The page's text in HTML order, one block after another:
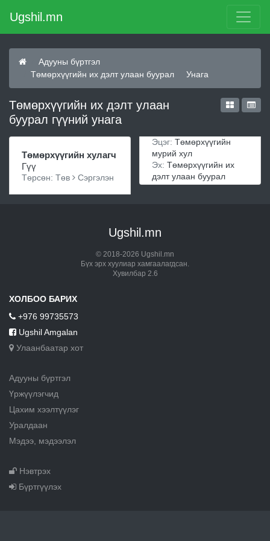
Ugshil.mn
Адууны бүртгэл
Төмөрхүүгийн их дэлт улаан буурал
Унага
Төмөрхүүгийн их дэлт улаан
буурал гүүний унага
Төмөрхүүгийн хулагч
Гүү
Төрсөн: Төв Сэргэлэн
Эцэг: Төмөрхүүгийн
мурий хул
Эх: Төмөрхүүгийн их
дэлт улаан буурал
Ugshil.mn
© 2018-2026 Ugshil.mn
Бүх эрх хуулиар хамгаалагдсан.
Хувилбар 2.6
ХОЛБОО БАРИХ
+976 99735573
Ugshil Amgalan
Улаанбаатар хот
Адууны бүртгэл
Үржүүлэгчид
Цахим хээлтүүлэг
Уралдаан
Мэдээ, мэдээлэл
Нэвтрэх
Бүртгүүлэх